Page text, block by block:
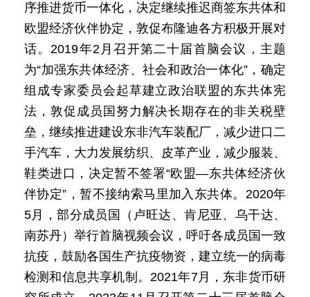
序推进货币一体化，决定继续推迟商签东共体和
欧盟经济伙伴协定，敦促布隆迪各方积极开展对
话。2019年2月召开第二十届首脑会议，主题
为“加强东共体经济、社会和政治一体化”，确定
组成专家委员会起草建立政治联盟的东共体宪
法，敦促成员国努力解决长期存在的非关税壁
垒，继续推进建设东非汽车装配厂，减少进口二
手汽车，大力发展纺织、皮革产业，减少服装、
鞋类进口，决定暂不签署“欧盟—东共体经济伙
伴协定”，暂不接纳索马里加入东共体。2020年
5月，部分成员国（卢旺达、肯尼亚、乌干达、
南苏丹）举行首脑视频会议，呼吁各成员国一致
抗疫，鼓励各国生产抗疫物资，建立统一的病毒
检测和信息共享机制。2021年7月，东非货币研